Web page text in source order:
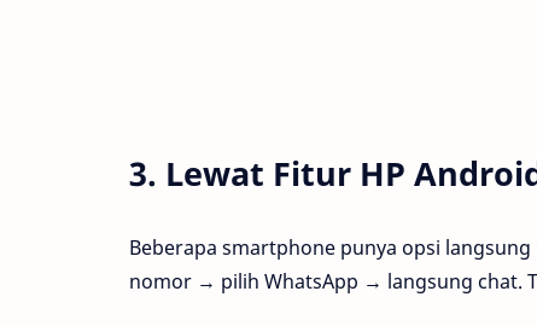
3. Lewat Fitur HP
Beberapa smartphone punya opsi
nomor → pilih WhatsApp → langsung chat.